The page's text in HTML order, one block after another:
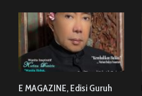
E MAGAZINE, Edisi Guruh